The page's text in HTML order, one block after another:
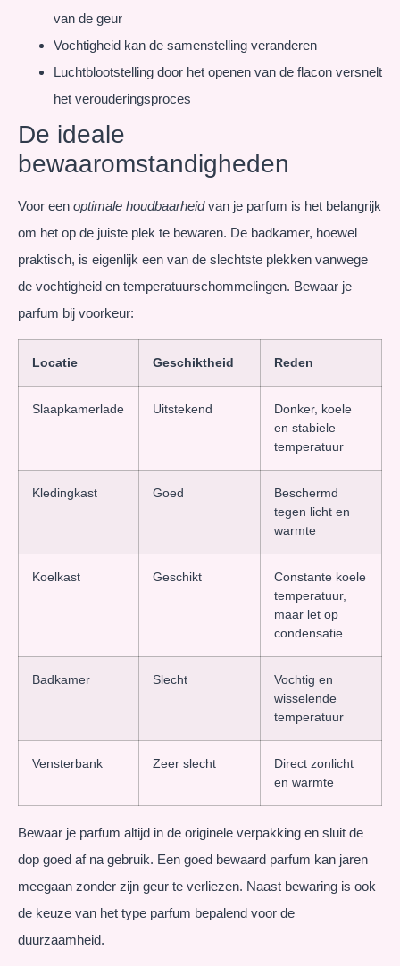
van de geur
Vochtigheid kan de samenstelling veranderen
Luchtblootstelling door het openen van de flacon versnelt
het verouderingsproces
De ideale
bewaaromstandigheden
Voor een optimale houdbaarheidvan je parfum is het belangrijk
om het op de juiste plek te bewaren. De badkamer, hoewel
praktisch, is eigenlijk een van de slechtste plekken vanwege
de vochtigheid en temperatuurschommelingen. Bewaar je
parfum bij voorkeur:
Locatie Geschiktheid Reden
Slaapkamerlade Uitstekend
Donker, koele
en stabiele
temperatuur
Kledingkast Goed
Beschermd
tegen licht en
warmte
Koelkast Geschikt
Constante koele
temperatuur,
maar let op
condensatie
Badkamer Slecht
Vochtig en
wisselende
temperatuur
Vensterbank Zeer slecht
Direct zonlicht
en warmte
Bewaar je parfum altijd in de originele verpakking en sluit de
dop goed af na gebruik. Een goed bewaard parfum kan jaren
meegaan zonder zijn geur te verliezen. Naast bewaring is ook
de keuze van het type parfum bepalend voor de
duurzaamheid.